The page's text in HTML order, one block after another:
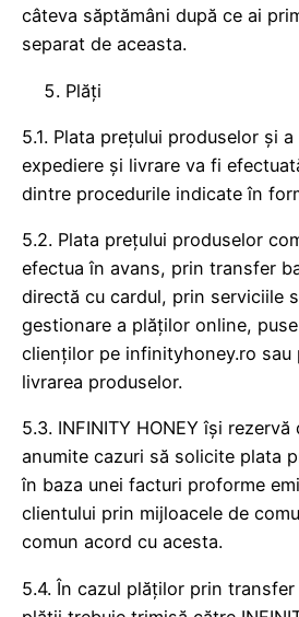
câteva săptămâni după ce ai
separat de aceasta.
Plăți
5.1. Plata prețului produselor și
expediere și livrare va fi
dintre procedurile indicate în
5.2. Plata prețului produselor
efectua în avans, prin transfer
directă cu cardul, prin serviciile
gestionare a plăților online,
clienților pe infinityhoney.ro sau
livrarea produselor.
5.3. INFINITY HONEY își
anumite cazuri să solicite plata
în baza unei facturi proforme
clientului prin mijloacele de
comun acord cu acesta.
5.4. În cazul plăților prin